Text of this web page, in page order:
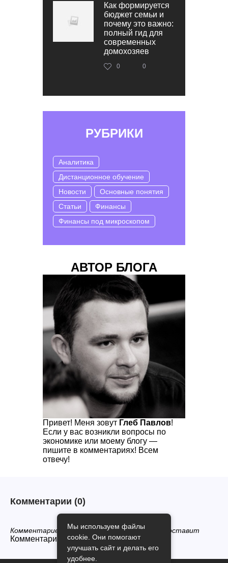
Как формируется
бюджет семьи и
почему это важно:
полный гид для
современных
домохозяев
0 0
РУБРИКИ
Аналитика
Дистанционное обучение
Новости
Основные понятия
Статьи
Финансы
Финансы под микроскопом
АВТОР БЛОГА
Привет! Меня зовут Глеб Павлов!
Если у вас возникли вопросы по
экономике или моему блогу —
пишите в комментариях! Всем
отвечу!
Комментарии (0)
Комментариев нет, будьте первым кто его оставит
Комментарии закрыты.
Мы используем файлы
cookie. Они помогают
улучшать сайт и делать его
удобнее.